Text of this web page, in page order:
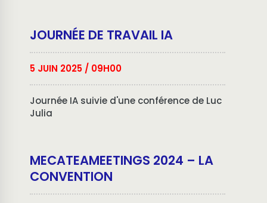
JOURNÉE DE TRAVAIL IA
5 JUIN 2025 / 09H00
Journée IA suivie d'une conférence de Luc
Julia
MECATEAMEETINGS 2024 – LA
CONVENTION